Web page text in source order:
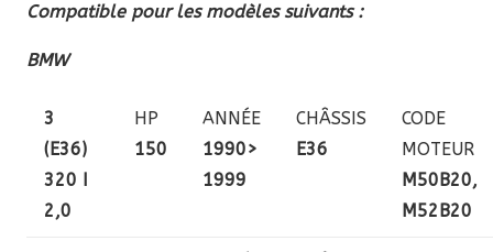
Compatible pour les modèles suivants :
BMW
3
(E36)
320 I
2,0
HP
150
ANNÉE
1990>
1999
CHÂSSIS
E36
CODE
MOTEUR
M50B20,
M52B20